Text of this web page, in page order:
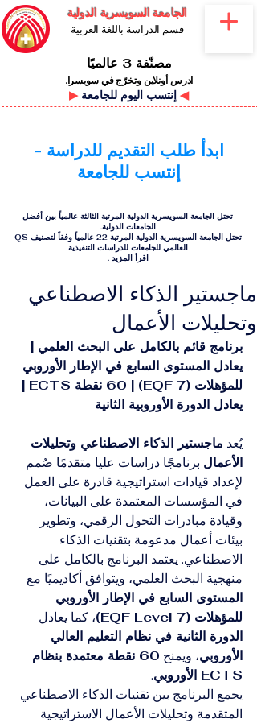
الجامعة السويسرية الدولية
قسم الدراسة باللغة العربية
مصنّفة 3 عالميًا
ادرس أونلاين وتخرّج في سويسرا.
▶ ◀
ابدأ طلب التقديم للدراسة -
إنتسب للجامعة
تحتل الجامعة السويسرية الدولية المرتبة الثالثة عالمياً بين أفضل
الجامعات الدولية.
تحتل الجامعة السويسرية الدولية المرتبة 22 عالمياً وفقاً لتصنيف QS
العالمي للجامعات للدراسات التنفيذية
اقرأ المزيد .
ماجستير الذكاء الاصطناعي
وتحليلات الأعمال
برنامج قائم بالكامل على البحث العلمي |
يعادل المستوى السابع في الإطار الأوروبي
للمؤهلات (EQF 7) | 60 نقطة ECTS |
يعادل الدورة الأوروبية الثانية
يُعد ماجستير الذكاء الاصطناعي وتحليلات
الأعمال برنامجًا دراسات عليا متقدمًا صُمم
لإعداد قيادات استراتيجية قادرة على العمل
في المؤسسات المعتمدة على البيانات،
وقيادة مبادرات التحول الرقمي، وتطوير
بيئات أعمال مدعومة بتقنيات الذكاء
الاصطناعي. يعتمد البرنامج بالكامل على
منهجية البحث العلمي، ويتوافق أكاديميًا مع
المستوى السابع في الإطار الأوروبي
للمؤهلات (EQF Level 7)
، كما يعادل
الدورة الثانية في نظام التعليم العالي
الأوروبي، ويمنح
60 نقطة معتمدة بنظام
ECTS الأوروبي
.
يجمع البرنامج بين تقنيات الذكاء الاصطناعي
المتقدمة وتحليلات الأعمال الاستراتيجية